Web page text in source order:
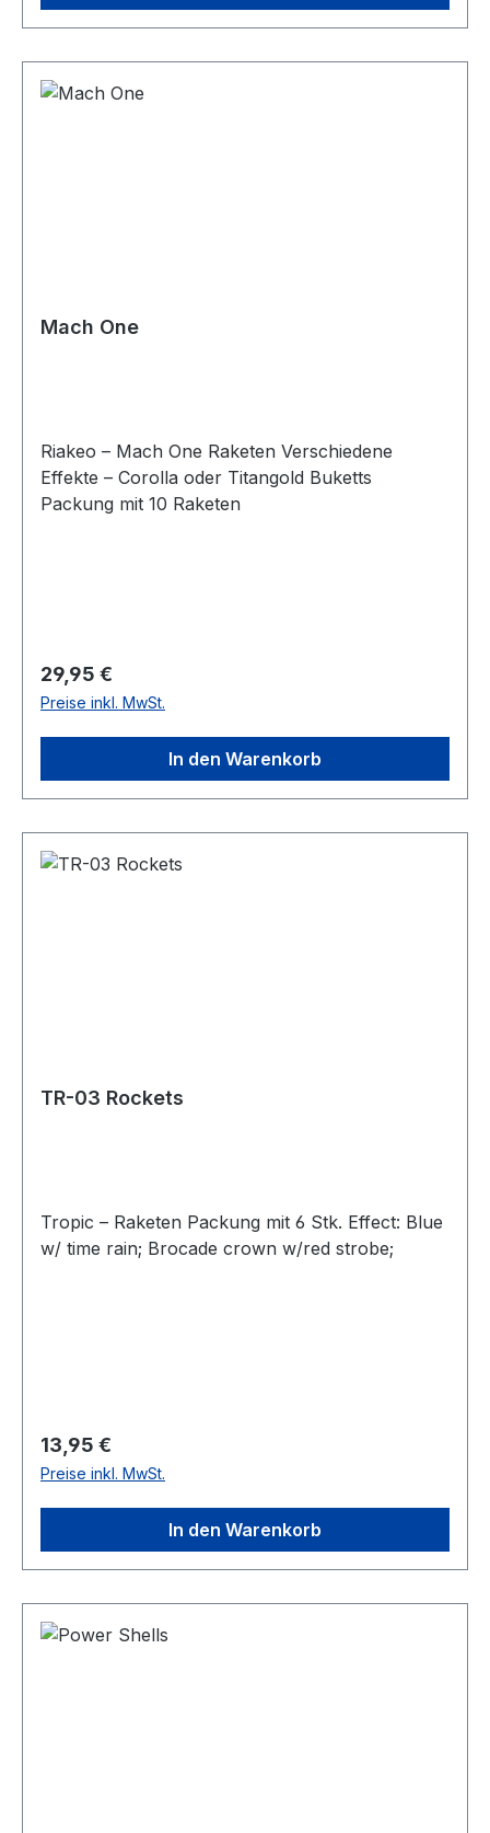
Mach One
Riakeo – Mach One Raketen Verschiedene
Effekte – Corolla oder Titangold Buketts
Packung mit 10 Raketen
Regulärer Preis:
29,95 €
Preise inkl. MwSt.
In den Warenkorb
TR-03 Rockets
Tropic – Raketen Packung mit 6 Stk. Effect: Blue
w/ time rain; Brocade crown w/red strobe;
Regulärer Preis:
13,95 €
Preise inkl. MwSt.
In den Warenkorb